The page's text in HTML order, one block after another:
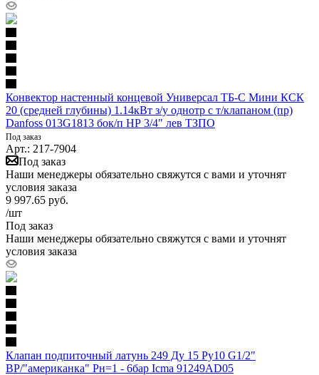
Конвектор настенный концевой Универсал ТБ-С Мини КСК
20 (средней глубины) 1.14кВт з/у однотр с т/клапаном (пр)
Danfoss 013G1813 бок/п НР 3/4" лев ТЗПО
Под заказ
Арт.: 217-7904
Под заказ
Наши менеджеры обязательно свяжутся с вами и уточнят
условия заказа
9 997.65 руб.
/шт
Под заказ
Наши менеджеры обязательно свяжутся с вами и уточнят
условия заказа
Клапан подпиточный латунь 249 Ду 15 Ру10 G1/2"
ВР/"американка" Рн=1 - 6бар Icma 91249AD05